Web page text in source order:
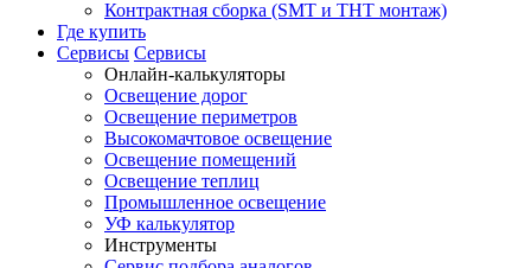
Контрактная сборка (SMT и THT монтаж)
Где купить
Сервисы Сервисы
Онлайн-калькуляторы
Освещение дорог
Освещение периметров
Высокомачтовое освещение
Освещение помещений
Освещение теплиц
Промышленное освещение
УФ калькулятор
Инструменты